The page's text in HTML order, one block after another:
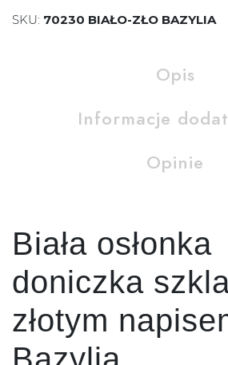
SKU: 70230 BIAŁO-ZŁO BAZYLIA
Opis
Informacje
Opinie
Biała osłonka
doniczka
złotym